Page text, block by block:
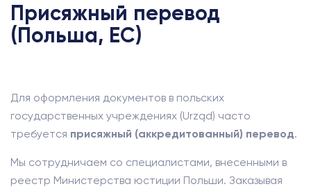
Присяжный перевод
(Польша, ЕС)
Для оформления документов в польских
государственных учреждениях (Urząd) часто
требуется присяжный (аккредитованный) перевод.
Мы сотрудничаем со специалистами, внесенными в
реестр Министерства юстиции Польши. Заказывая